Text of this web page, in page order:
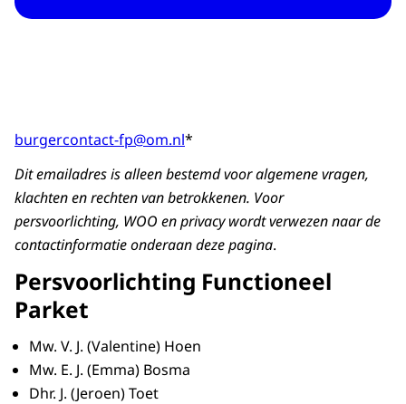
burgercontact-fp@om.nl*
Dit emailadres is alleen bestemd voor algemene vragen,
klachten en rechten van betrokkenen. Voor
persvoorlichting, WOO en privacy wordt verwezen naar de
contactinformatie onderaan deze pagina.
Persvoorlichting Functioneel
Parket
Mw. V. J. (Valentine) Hoen
Mw. E. J. (Emma) Bosma
Dhr. J. (Jeroen) Toet